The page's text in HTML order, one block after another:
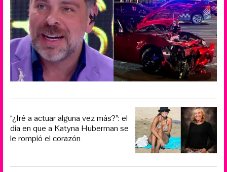
“¿Iré a actuar alguna vez más?”: el
día en que a Katyna Huberman se
le rompió el corazón